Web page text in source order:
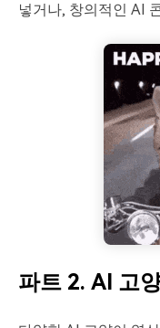
넣거나, 창의적인 AI
파트 2. AI 고